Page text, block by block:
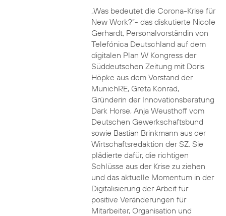
„Was bedeutet die Corona-Krise für
New Work?“- das diskutierte Nicole
Gerhardt, Personalvorständin von
Telefónica Deutschland auf dem
digitalen Plan W Kongress der
Süddeutschen Zeitung mit Doris
Höpke aus dem Vorstand der
MunichRE, Greta Konrad,
Gründerin der Innovationsberatung
Dark Horse, Anja Weusthoff vom
Deutschen Gewerkschaftsbund
sowie Bastian Brinkmann aus der
Wirtschaftsredaktion der SZ. Sie
plädierte dafür, die richtigen
Schlüsse aus der Krise zu ziehen
und das aktuelle Momentum in der
Digitalisierung der Arbeit für
positive Veränderungen für
Mitarbeiter, Organisation und